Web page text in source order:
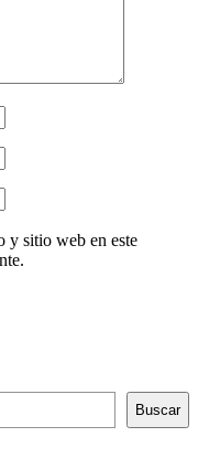
y sitio web en este
Buscar